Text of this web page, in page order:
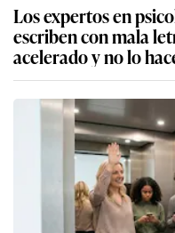
Los expertos en
escriben con mala
acelerado y no lo